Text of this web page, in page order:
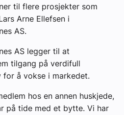
til flere prosjekter som
Arne Ellefsen i
AS.
AS legger til at
tilgang på verdifull
å vokse i markedet.
hos en annen huskjede,
på tide med et bytte. Vi har